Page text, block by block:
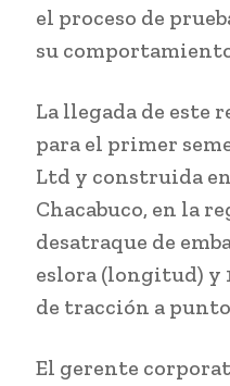
el proceso de
su
La llegada de este
para el primer
Ltd y construida
Chacabuco, en la
desatraque de
eslora (longitud) y
de tracción a
El gerente